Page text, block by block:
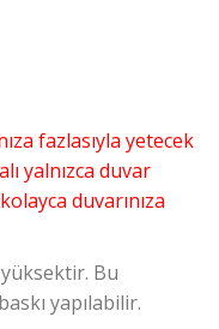
fazlasıyla yetecek
yalnızca duvar
duvarınıza
Bu
yapılabilir.